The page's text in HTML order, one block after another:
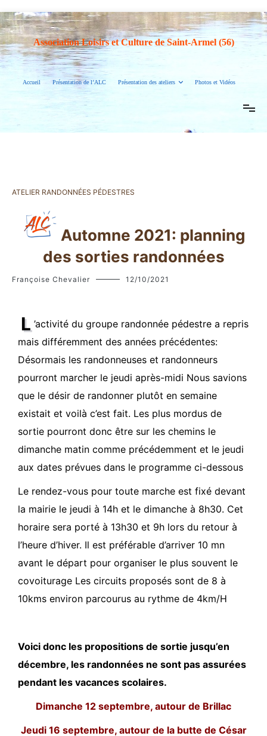
Association Loisirs et Culture de Saint-Armel (56)
Accueil Présentation de l’ALC Présentation des ateliers Photos et Vidéos
ATELIER RANDONNÉES PÉDESTRES
Automne 2021: planning
des sorties randonnées
Françoise Chevalier 12/10/2021
L ’activité du groupe randonnée pédestre a repris
mais différemment des années précédentes:
Désormais les randonneuses et randonneurs
pourront marcher le jeudi après-midi Nous savions
que le désir de randonner plutôt en semaine
existait et voilà c’est fait. Les plus mordus de
sortie pourront donc être sur les chemins le
dimanche matin comme précédemment et le jeudi
aux dates prévues dans le programme ci-dessous
Le rendez-vous pour toute marche est fixé devant
la mairie le jeudi à 14h et le dimanche à 8h30. Cet
horaire sera porté à 13h30 et 9h lors du retour à
l’heure d’hiver. Il est préférable d’arriver 10 mn
avant le départ pour organiser le plus souvent le
covoiturage Les circuits proposés sont de 8 à
10kms environ parcourus au rythme de 4km/H
Voici donc les propositions de sortie jusqu’en
décembre, les randonnées ne sont pas assurées
pendant les vacances scolaires.
Dimanche 12 septembre, autour de Brillac
Jeudi 16 septembre, autour de la butte de César